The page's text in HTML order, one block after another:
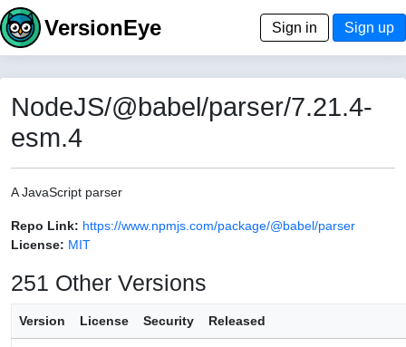
VersionEye Sign in Sign up
NodeJS/@babel/parser/7.21.4-
esm.4
A JavaScript parser
Repo Link: https://www.npmjs.com/package/@babel/parser
License: MIT
251 Other Versions
Version License Security Released